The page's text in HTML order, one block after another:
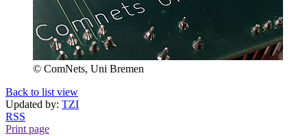
© ComNets, Uni Bremen
Back to list view
Updated by: TZI
RSS
Print page